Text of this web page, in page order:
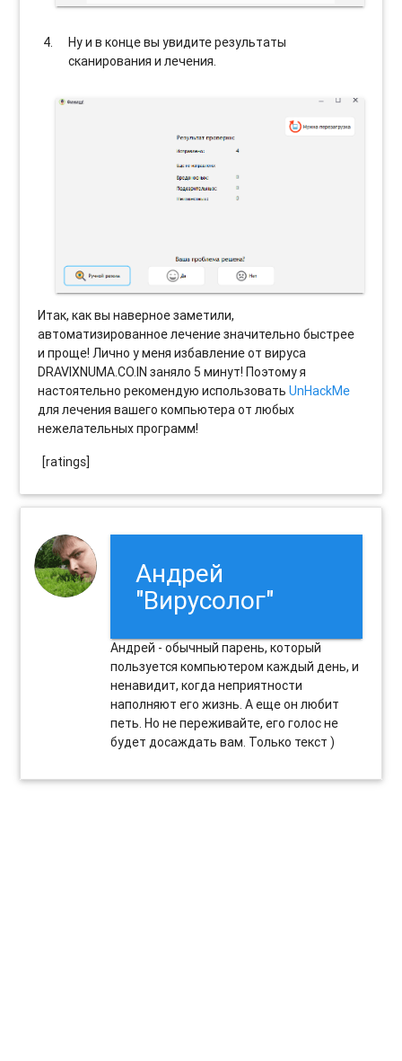
Ну и в конце вы увидите результаты
сканирования и лечения.
Итак, как вы наверное заметили,
автоматизированное лечение значительно быстрее
и проще! Лично у меня избавление от вируса
DRAVIXNUMA.CO.IN заняло 5 минут! Поэтому я
настоятельно рекомендую использоватьUnHackMe
для лечения вашего компьютера от любых
нежелательных программ!
[ratings]
Андрей
"Вирусолог"
Андрей - обычный парень, который
пользуется компьютером каждый день, и
ненавидит, когда неприятности
наполняют его жизнь. А еще он любит
петь. Но не переживайте, его голос не
будет досаждать вам. Только текст )